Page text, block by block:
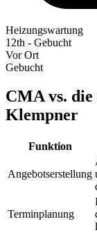
Heizungswartung
12th - Gebucht
Vor Ort
Gebucht
CMA vs.
Klempner
Funktion
Angebotserstellung
Terminplanung